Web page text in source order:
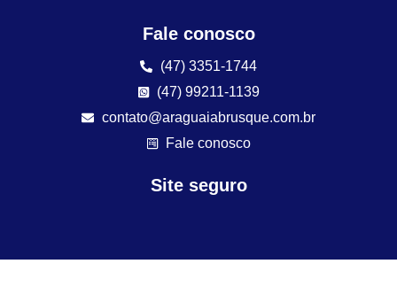
Fale conosco
(47) 3351-1744
(47) 99211-1139
contato@araguaiabrusque.com.br
Fale conosco
Site seguro